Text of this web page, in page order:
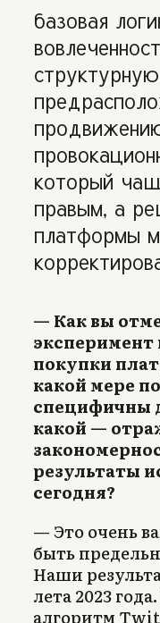
базовая
структурную
который
правым, а
платформы
— Как вы
эксперимент
покупки
какой мере
специфичны
какой —
результаты
сегодня?
— Это очень
быть
Наши
лета 2023
алгоритм